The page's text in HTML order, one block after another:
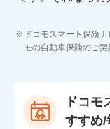
【共同して利用す
当社
当社又は株式会
スにおけるユー
ドコモスマート保険
モの自動車保険のご契
ドコ
すすめ/